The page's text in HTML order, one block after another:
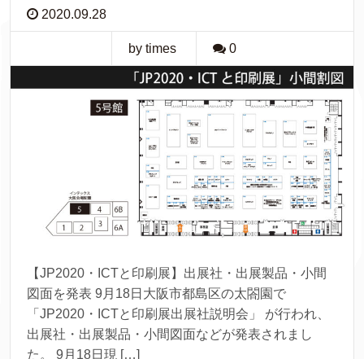
2020.09.28
by times 0
【JP2020・ICTと印刷展】出展社・出展製品・小間
図面を発表 9月18日大阪市都島区の太閤園で
「JP2020・ICTと印刷展出展社説明会」 が行われ、
出展社・出展製品・小間図面などが発表されまし
た。 9月18日現 […]